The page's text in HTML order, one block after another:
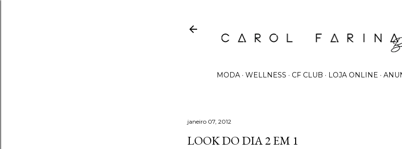
MODA WELLNESS CF CLUB LOJA ONLINE
janeiro 07, 2012
LOOK DO DIA 2 EM 1